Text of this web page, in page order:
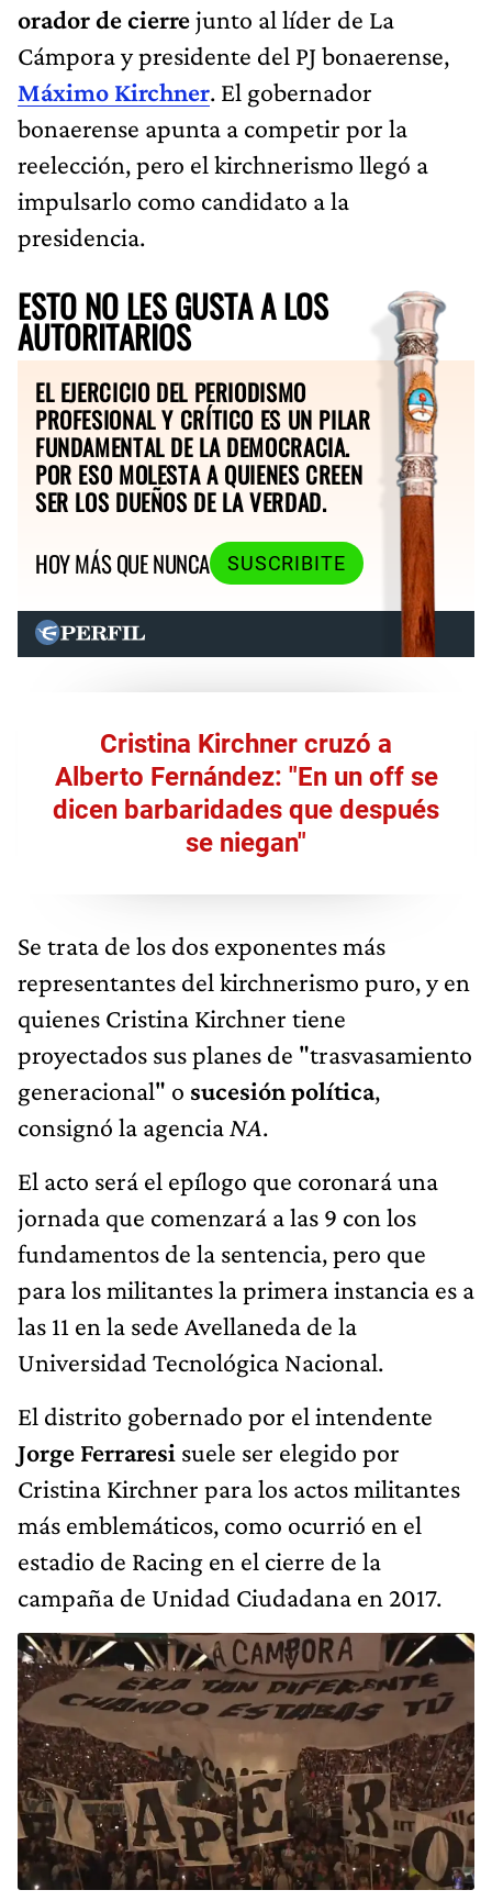
orador de cierrejunto al líder de La
Cámpora y presidente del PJ bonaerense,
Máximo Kirchner. El gobernador
bonaerense apunta a competir por la
reelección, pero el kirchnerismo llegó a
impulsarlo como candidato a la
presidencia.
ESTO NO LES GUSTA A LOS
AUTORITARIOS
EL EJERCICIO DEL PERIODISMO
PROFESIONAL Y CRÍTICO ES UN PILAR
FUNDAMENTAL DE LA DEMOCRACIA.
POR ESO MOLESTA A QUIENES CREEN
SER LOS DUEÑOS DE LA VERDAD.
HOY MÁS QUE NUNCA
SUSCRIBITE
Cristina Kirchner cruzó a
Alberto Fernández: "En un off se
dicen barbaridades que después
se niegan"
Se trata de los dos exponentes más
representantes del kirchnerismo puro, y en
quienes Cristina Kirchner tiene
proyectados sus planes de "trasvasamiento
generacional" o sucesión política,
consignó la agencia NA.
El acto será el epílogo que coronará una
jornada que comenzará a las 9 con los
fundamentos de la sentencia, pero que
para los militantes la primera instancia es a
las 11 en la sede Avellaneda de la
Universidad Tecnológica Nacional.
El distrito gobernado por el intendente
Jorge Ferraresi suele ser elegido por
Cristina Kirchner para los actos militantes
más emblemáticos, como ocurrió en el
estadio de Racing en el cierre de la
campaña de Unidad Ciudadana en 2017.